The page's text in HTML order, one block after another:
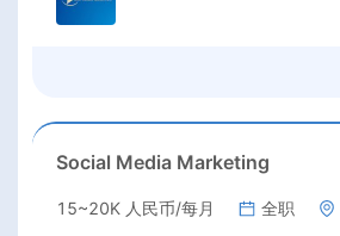
Social Media Marketing
15~20K 人民币/每月 全职